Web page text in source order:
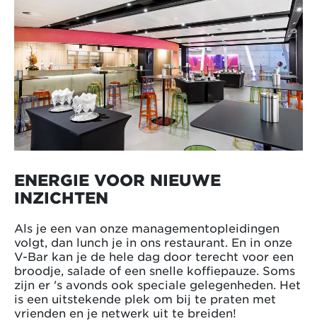
ENERGIE VOOR NIEUWE
INZICHTEN
Als je een van onze managementopleidingen
volgt, dan lunch je in ons restaurant. En in onze
V-Bar kan je de hele dag door terecht voor een
broodje, salade of een snelle koffiepauze. Soms
zijn er 's avonds ook speciale gelegenheden. Het
is een uitstekende plek om bij te praten met
vrienden en je netwerk uit te breiden!